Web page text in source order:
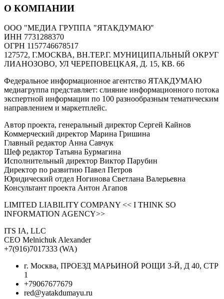
О КОМПАНИИ
ООО "МЕДИА ГРУППА "ЯТАКДУМАЮ"
ИНН 7731288370
ОГРН 1157746678517
127572, Г.МОСКВА, ВН.ТЕР.Г. МУНИЦИПАЛЬНЫЙ ОКРУГ
ЛИАНОЗОВО, УЛ ЧЕРЕПОВЕЦКАЯ, Д. 15, КВ. 66
Федеральное информационное агентство ЯТАКДУМАЮ
медиагруппа представляет: слияние информационного потока
экспертной информации по 100 разнообразным тематическим
направлением и маркетплейс.
Автор проекта, генеральный директор Сергей Кайнов
Коммерческий директор Марина Гришина
Главный редактор Анна Савчук
Шеф редактор Татьяна Бурмагина
Исполнительный директор Виктор Парубин
Директор по развитию Павел Петров
Юридический отдел Ногинова Светлана Валерьевна
Консультант проекта Антон Агапов
LIMITED LIABILITY COMPANY << I THINK SO
INFORMATION AGENCY>>
ITS IA, LLC
CEO Melnichuk Alexander
+7(916)7017333 (WA)
г. Москва, ПРОЕЗД МАРЬИНОЙ РОЩИ 3-Й, Д 40, СТР
1
+79067677679
red@yatakdumayu.ru